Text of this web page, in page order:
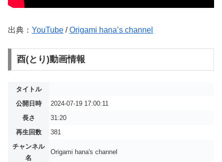
出典： YouTube /Origami hana’s channel
酉(とり)動画情報
タイトル
公開日時
2024-07-19 17:00:11
長さ
31:20
再生回数
381
チャンネル
名
Origami hana's channel